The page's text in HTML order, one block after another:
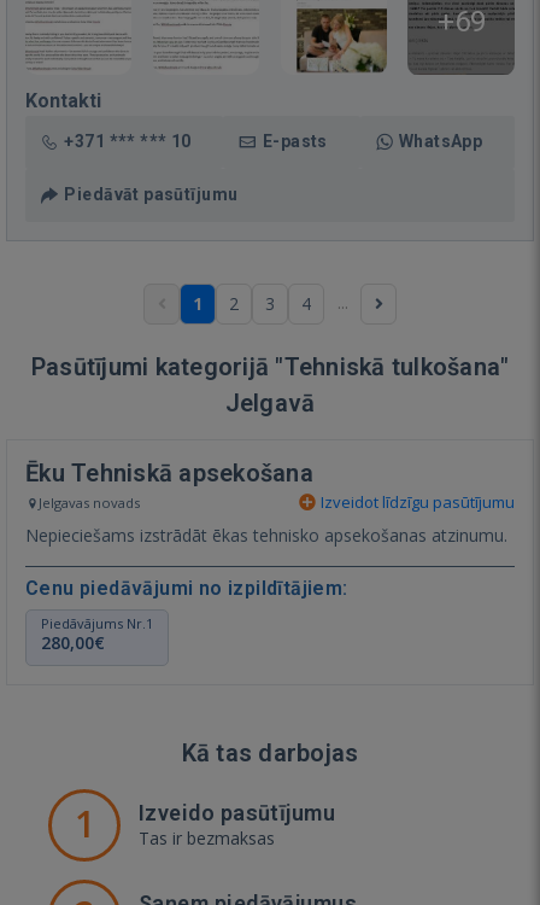
+69
Kontakti
+371 *** *** 10 E-pasts WhatsApp
Piedāvāt pasūtījumu
1 2 3 4 ...
Pasūtījumi kategorijā "Tehniskā tulkošana"
Jelgavā
Ēku Tehniskā apsekošana
Jelgavas novads Izveidot līdzīgu pasūtījumu
Nepieciešams izstrādāt ēkas tehnisko apsekošanas atzinumu.
Cenu piedāvājumi no izpildītājiem:
Piedāvājums Nr.1
280,00€
Kā tas darbojas
1 Izveido pasūtījumu
Tas ir bezmaksas